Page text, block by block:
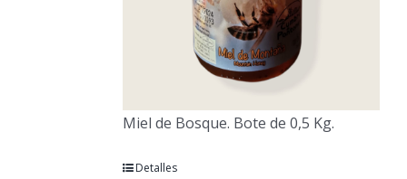
Miel de Bosque. Bote de 0,5 Kg.
Detalles